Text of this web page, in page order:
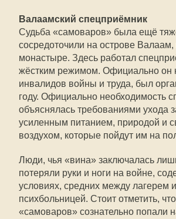
Валаамский спецприёмник
Судьба «самоваров» была ещё
сосредоточили на острове
монастыре. Здесь работал
жёстким режимом. Официально он
инвалидов войны и труда, был
году. Официально необходимость
объяснялась требованиями ухода
усиленным питанием, природой и
воздухом, которые пойдут им на
Люди, чья «вина» заключалась
потеряли руки и ноги на войне,
условиях, средних между лагерем и
психбольницей. Стоит отметить,
«самоваров» сознательно попали